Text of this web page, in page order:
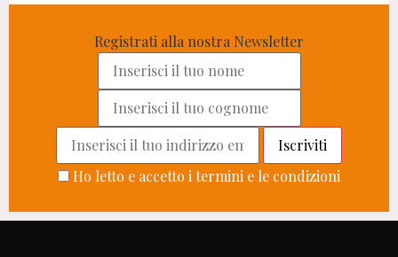
Registrati alla nostra Newsletter
Ho letto e accetto i termini e le condizioni